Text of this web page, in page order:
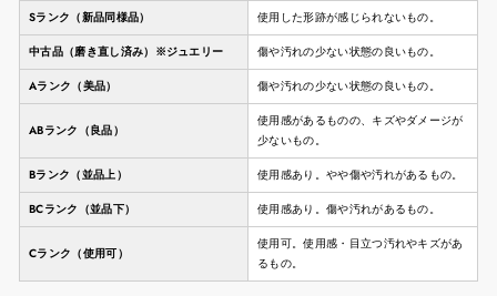
Sランク（新品同様品） 使用した形跡が感じられないもの。
中古品（磨き直し済み）※ジュエリー 傷や汚れの少ない状態の良いもの。
Aランク（美品） 傷や汚れの少ない状態の良いもの。
ABランク（良品）
使用感があるものの、キズやダメージが
少ないもの。
Bランク（並品上） 使用感あり。やや傷や汚れがあるもの。
BCランク（並品下） 使用感あり。傷や汚れがあるもの。
Cランク（使用可）
使用可。使用感・目立つ汚れやキズがあ
るもの。